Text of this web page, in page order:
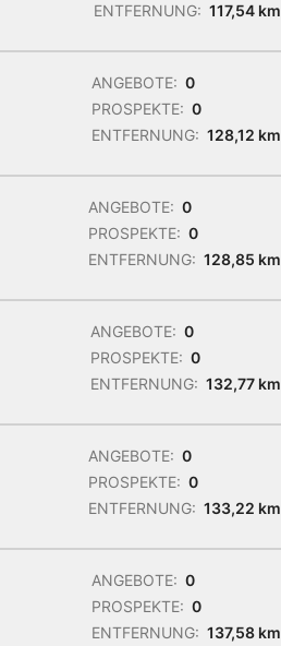
ENTFERNUNG: 117,54 km
ANGEBOTE: 0
PROSPEKTE: 0
ENTFERNUNG: 128,12 km
ANGEBOTE: 0
PROSPEKTE: 0
ENTFERNUNG: 128,85 km
ANGEBOTE: 0
PROSPEKTE: 0
ENTFERNUNG: 132,77 km
ANGEBOTE: 0
PROSPEKTE: 0
ENTFERNUNG: 133,22 km
ANGEBOTE: 0
PROSPEKTE: 0
ENTFERNUNG: 137,58 km